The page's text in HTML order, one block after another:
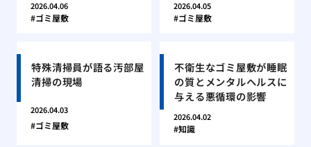
2026.04.06
ゴミ屋敷
2026.04.05
ゴミ屋敷
特殊清掃員が語る汚部屋
清掃の現場
2026.04.03
ゴミ屋敷
不衛生なゴミ屋敷が睡眠
の質とメンタルヘルスに
与える悪循環の影響
2026.04.02
知識